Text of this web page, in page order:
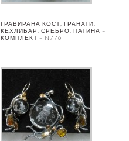
ГРАВИРАНА КОСТ, ГРАНАТИ,
КЕХЛИБАР, СРЕБРО, ПАТИНА –
КОМПЛЕКТ – N776